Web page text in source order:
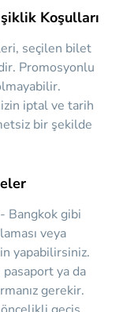
Koşulları
seçilen bilet
Promosyonlu
iptal ve tarih
bir şekilde
Bangkok gibi
veya
yapabilirsiniz.
ya da
gerekir.